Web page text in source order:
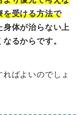
を受ける方法で
体が治らない上
るからです。
ばよいのでしょ